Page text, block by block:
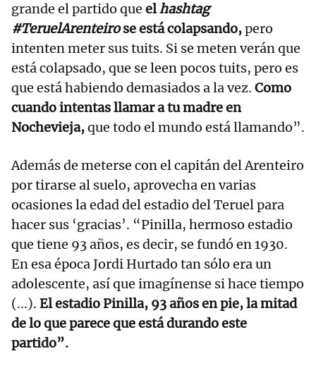
grande el partido que elhashtag
#TeruelArenteirose está colapsando,pero
intenten meter sus tuits. Si se meten verán que
está colapsado, que se leen pocos tuits, pero es
que está habiendo demasiados a la vez. Como
cuando intentas llamar a tu madre en
Nochevieja,que todo el mundo está llamando”.
Además de meterse con el capitán del Arenteiro
por tirarse al suelo, aprovecha en varias
ocasiones la edad del estadio del Teruel para
hacer sus ‘gracias’. “Pinilla, hermoso estadio
que tiene 93 años, es decir, se fundó en 1930.
En esa época Jordi Hurtado tan sólo era un
adolescente, así que imagínense si hace tiempo
(...). El estadio Pinilla, 93 años en pie, la mitad
de lo que parece que está durando este
partido”.